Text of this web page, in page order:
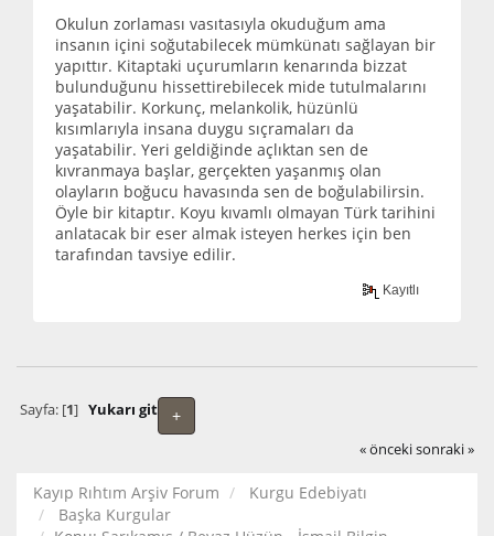
Okulun zorlaması vasıtasıyla okuduğum ama
insanın içini soğutabilecek mümkünatı sağlayan bir
yapıttır. Kitaptaki uçurumların kenarında bizzat
bulunduğunu hissettirebilecek mide tutulmalarını
yaşatabilir. Korkunç, melankolik, hüzünlü
kısımlarıyla insana duygu sıçramaları da
yaşatabilir. Yeri geldiğinde açlıktan sen de
kıvranmaya başlar, gerçekten yaşanmış olan
olayların boğucu havasında sen de boğulabilirsin.
Öyle bir kitaptır. Koyu kıvamlı olmayan Türk tarihini
anlatacak bir eser almak isteyen herkes için ben
tarafından tavsiye edilir.
Kayıtlı
+
Sayfa: [1] Yukarı git
« önceki sonraki »
Kayıp Rıhtım Arşiv Forum
Kurgu Edebiyatı
Başka Kurgular